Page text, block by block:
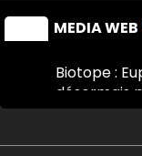
MEDIA WEB
Biotope :
désormais